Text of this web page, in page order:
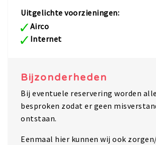
Uitgelichte voorzieningen:
Airco
Internet
Bijzonderheden
Bij eventuele reservering worden
besproken zodat er geen
ontstaan.
Eenmaal hier kunnen wij ook